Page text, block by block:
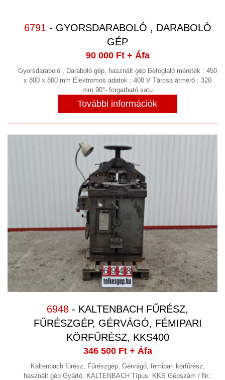
ROZSDAMENTES, SAVÁLLÓ,
SHREDDER
SZAKÍTÁS VIZSGÁLÓ
SZÁLLÍTÁS, ADAGOLÁS, EMELÉS,
ANYAGMOZGATÁS, VÁLOGATÓGÉP,
IPARI SZÁLLÍTÓ ESZKÖZ
SZÁRÍTÓ SZEKRÉNY, KEMENCE
KLÍMAKAMRA, MOSODAI SZÁRÍTÓ
SZEGECSELŐGÉP (2)
SZITANYOMÁS
SZIVATTYÚK (69)
SZOFTVER
TARTÁLY, LÉGTARTÁLY VÁKUUM
TARTÁLY KONTÉNERKÚT (7)
TOLÓZÁR (3)
TRANSZFORMÁTOR,
EGYENIRÁNYÍTÓ, TÁPEGYSÉG,
FÁZISJAVÍTÓ
6791 - GYORSDARABOLÓ , DARABOLÓ
GÉP
90 000 Ft+ Áfa
Gyorsdaraboló , Daraboló gép, használt gép Befoglaló méretek : 450
x 800 x 800 mm Elektromos adatok : 400 V Tárcsa átmérő : 320
mm 90°- forgatható satu
További információk
6948 - KALTENBACH FŰRÉSZ,
FŰRÉSZGÉP, GÉRVÁGÓ, FÉMIPARI
KÖRFŰRÉSZ, KKS400
346 500 Ft+ Áfa
Kaltenbach fűrész, Fűrészgép, Gérvágó, fémipari körfűrész,
használt gép Gyártó: KALTENBACH Típus: KKS Gépszám / Nr.: